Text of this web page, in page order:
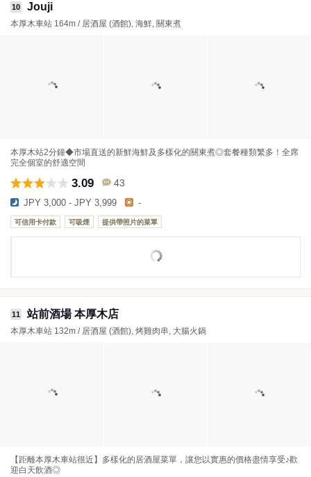
10 Jouji
本厚木車站 164m / 居酒屋 (酒館), 海鮮, 關東煮
本厚木站2分鐘◆市場直送的新鮮海鮮及多樣化的關東煮◎套餐種類繁多！全席
完全個室的舒適空間
3.09 43
JPY 3,000 - JPY 3,999 -
可信用卡付款 可吸煙 提供帶照片的菜單
11 站前酒場 本厚木店
本厚木車站 132m / 居酒屋 (酒館), 烤雞肉串, 大腸火鍋
【距離本厚木車站很近】多樣化的居酒屋菜單，讓您以實惠的價格盡情享受♪歡
迎白天飲酒◎